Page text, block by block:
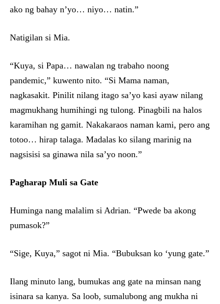
ako ng bahay n’yo… niyo… natin.”
Natigilan si Mia.
“Kuya, si Papa… nawalan ng trabaho noong
pandemic,” kuwento nito. “Si Mama naman,
nagkasakit. Pinilit nilang itago sa’yo kasi ayaw nilang
magmukhang humihingi ng tulong. Pinagbili na halos
karamihan ng gamit. Nakakaraos naman kami, pero ang
totoo… hirap talaga. Madalas ko silang marinig na
nagsisisi sa ginawa nila sa’yo noon.”
Pagharap Muli sa Gate
Huminga nang malalim si Adrian. “Pwede ba akong
pumasok?”
“Sige, Kuya,” sagot ni Mia. “Bubuksan ko ‘yung gate.”
Ilang minuto lang, bumukas ang gate na minsan nang
isinara sa kanya. Sa loob, sumalubong ang mukha ni